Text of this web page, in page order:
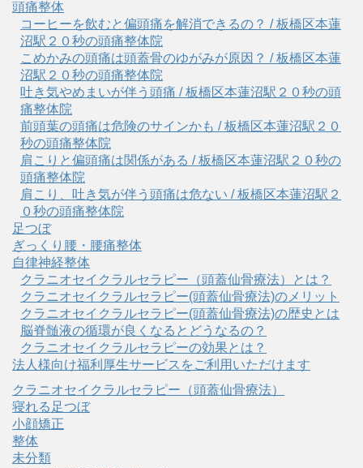
頭痛整体
コーヒーを飲むと偏頭痛を解消できるの？ / 板橋区本蓮
沼駅２０秒の頭痛整体院
こめかみの頭痛は頭蓋骨のゆがみが原因？ / 板橋区本蓮
沼駅２０秒の頭痛整体院
吐き気やめまいが伴う頭痛 / 板橋区本蓮沼駅２０秒の頭
痛整体院
前頭葉の頭痛は危険のサインかも / 板橋区本蓮沼駅２０
秒の頭痛整体院
肩こりと偏頭痛は関係がある / 板橋区本蓮沼駅２０秒の
頭痛整体院
肩こり、吐き気が伴う頭痛は危ない / 板橋区本蓮沼駅２
０秒の頭痛整体院
足つぼ
ぎっくり腰・腰痛整体
自律神経整体
クラニオセイクラルセラピー（頭蓋仙骨療法）とは？
クラニオセイクラルセラピー(頭蓋仙骨療法)のメリット
クラニオセイクラルセラピー(頭蓋仙骨療法)の歴史とは
脳脊髄液の循環が良くなるとどうなるの？
クラニオセイクラルセラピーの効果とは？
法人様向け福利厚生サービスをご利用いただけます
クラニオセイクラルセラピー（頭蓋仙骨療法）
寝れる足つぼ
小顔矯正
整体
未分類